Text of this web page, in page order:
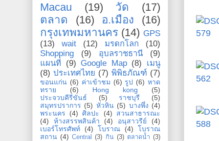
Macau (19) วัด
(17)
ตลาด
(16) อ.เมือง
(16)
กรุงเทพมหานคร (14) GPS
(13)
wait (12) มรดกโลก
(10)
Shopping
(9) อุบลราชธานี
(9)
แผนที่
(9) Google Map (8)
เมนู
(8) ประเทศไทย (7) พิพิธภัณฑ์ (7)
ขอนแก่น (6) ค่าเข้าชม (6) รูป (6) หาด
ทราย
(6) Hong kong
(5)
ประจวบคีรีขันธ์
(5) ราชบุรี
(5)
สมุทรปราการ (5) หัวหิน (5) บางพึ่ง (4)
พระนคร
(4) ศิลปะ (4)
สวนสาธารณะ
(4)
ห้างสรรพสินค้า (4) อนุสาวรีย์
(4)
เบอร์โทรศัพท์
(4) โบราณ (4)
โบราณ
สถาน (4) Central (3) กิน (3) ตลาดน้ำ (3)